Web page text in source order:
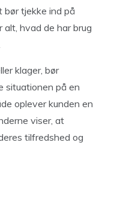
bør tjekke ind på
alt, hvad de har brug
klager, bør
situationen på en
oplever kunden en
viser, at
tilfredshed og